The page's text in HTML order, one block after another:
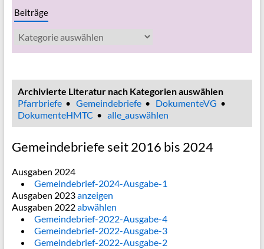
Beiträge
Beiträge
Archivierte Literatur nach Kategorien auswählen
Pfarrbriefe• Gemeindebriefe• DokumenteVG •
DokumenteHMTC • alle_auswählen
Gemeindebriefe seit 2016 bis 2024
Ausgaben 2024
Gemeindebrief-2024-Ausgabe-1
Ausgaben 2023anzeigen
Ausgaben 2022abwählen
Gemeindebrief-2022-Ausgabe-4
Gemeindebrief-2022-Ausgabe-3
Gemeindebrief-2022-Ausgabe-2